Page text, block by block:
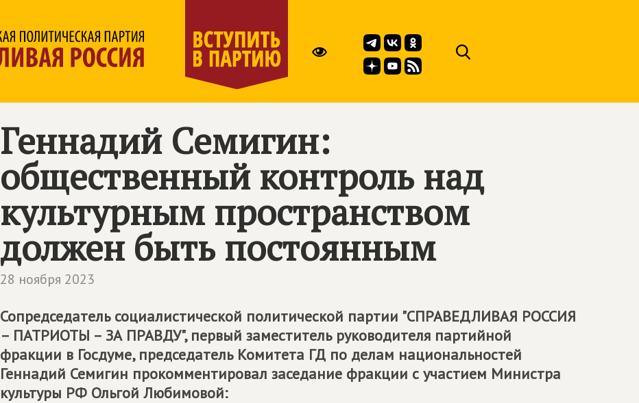
Геннадий Семигин:
общественный контроль над
культурным пространством
должен быть постоянным
28 ноября 2023
Сопредседатель социалистической политической партии "СПРАВЕДЛИВАЯ РОССИЯ
– ПАТРИОТЫ – ЗА ПРАВДУ", первый заместитель руководителя партийной
фракции в Госдуме, председатель Комитета ГД по делам национальностей
Геннадий Семигин прокомментировал заседание фракции с участием Министра
культуры РФ Ольгой Любимовой: